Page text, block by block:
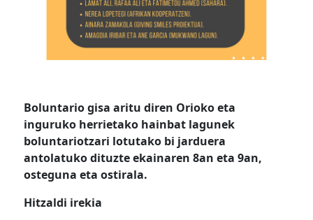
Boluntario gisa aritu diren Orioko eta
inguruko herrietako hainbat lagunek
boluntariotzari lotutako bi jarduera
antolatuko dituzte ekainaren 8an eta 9an,
osteguna eta ostirala.
Hitzaldi irekia